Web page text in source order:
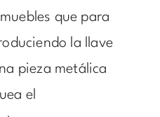
que para
la llave
pieza metálica
el